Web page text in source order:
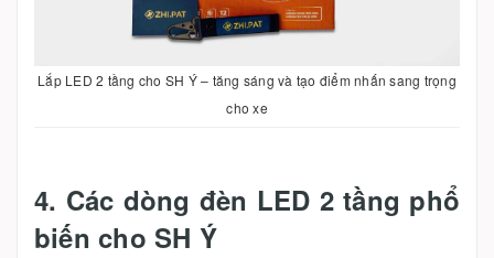
Lắp LED 2 tầng cho SH Ý – tăng sáng và tạo điểm nhấn sang trọng
cho xe
4. Các dòng đèn LED 2 tầng phổ
biến cho SH Ý